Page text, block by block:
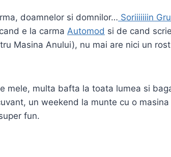
doamnelor si domnilor… Soriiiiiiin
e la carma Automod si de cand
Masina Anului), nu mai are nici un
mele, multa bafta la toata lumea si
un weekend la munte cu o
fun.